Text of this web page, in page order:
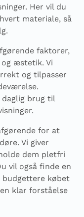
Her vil du
materiale, så
faktorer,
æstetik. Vi
og tilpasser
brug til
for at
Vi giver
dem pletfri
vil også finde en
købet
klar forståelse